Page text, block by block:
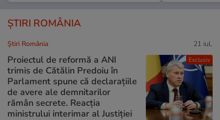
ȘTIRI ROMÂNIA
Exclusiv
Știri România 21 iul.
Proiectul de reformă a ANI
trimis de Cătălin Predoiu în
Parlament spune că declarațiile
de avere ale demnitarilor
rămân secrete. Reacția
ministrului interimar al Justiției